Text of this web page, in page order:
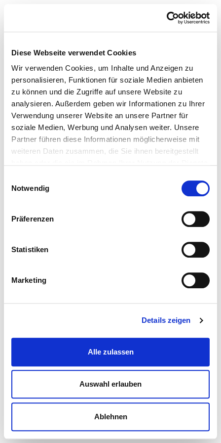
Diese Webseite verwendet Cookies
Wir verwenden Cookies, um Inhalte und Anzeigen zu
personalisieren, Funktionen für soziale Medien anbieten
zu können und die Zugriffe auf unsere Website zu
analysieren. Außerdem geben wir Informationen zu Ihrer
Verwendung unserer Website an unsere Partner für
soziale Medien, Werbung und Analysen weiter. Unsere
Partner führen diese Informationen möglicherweise mit
weiteren Daten zusammen, die Sie ihnen bereitgestellt
Notwendig
Präferenzen
Statistiken
Marketing
Details zeigen
Alle zulassen
Auswahl erlauben
Ablehnen